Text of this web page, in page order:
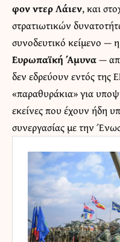
φον ντερ Λάιεν, και
στρατιωτικών
συνοδευτικό κείμενο — η
Ευρωπαϊκή Άμυνα—
δεν εδρεύουν εντός της
«παραθυράκια» για
εκείνες που έχουν ήδη
συνεργασίας με την